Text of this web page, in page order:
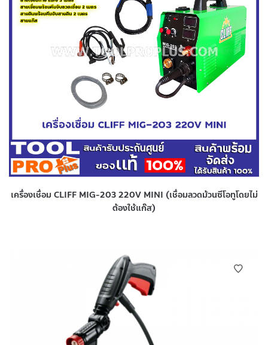
เครื่องเชื่อม CLIFF MIG-203 220V MINI (เชื่อมลวดม้วนซีโอทูโดยไม่
ต้องใช้แก๊ส)